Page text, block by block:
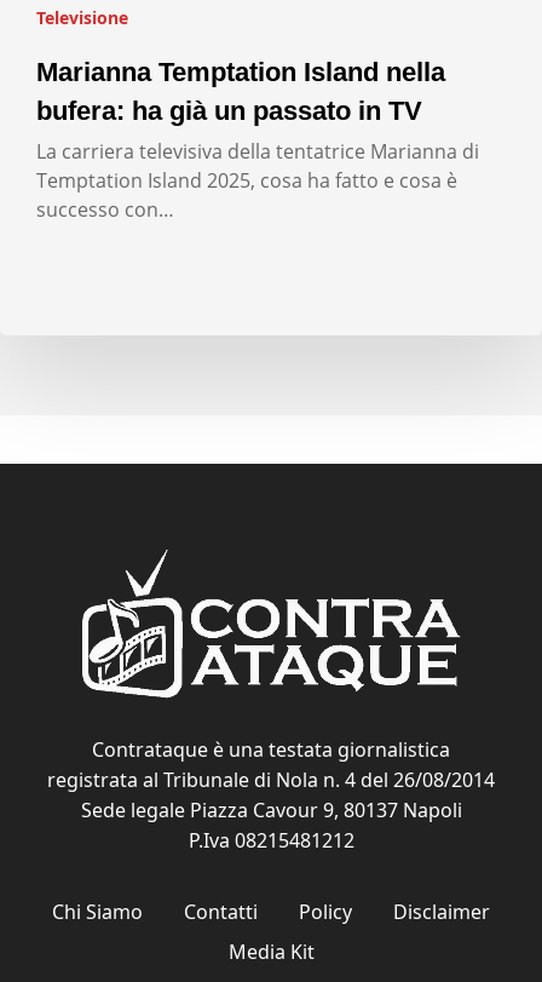
Televisione
Marianna Temptation Island nella
bufera: ha già un passato in TV
La carriera televisiva della tentatrice Marianna di
Temptation Island 2025, cosa ha fatto e cosa è
successo con…
Contrataque è una testata giornalistica
registrata al Tribunale di Nola n. 4 del 26/08/2014
Sede legale Piazza Cavour 9, 80137 Napoli
P.Iva 08215481212
Chi Siamo Contatti Policy
Disclaimer
Media Kit